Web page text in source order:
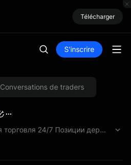
Télécharger
S'inscrire
Conversations de traders
Автоматическая торговля 24/7 Позиции держу от минут до 10 дней, подстраиваюсь под рыночные условия. Работаю с 200+ активами, используя умеренное плечо 5-10× и строгие стопы для защиты капитала. Торговля работает в основном на автопилоте: анализ, выбор активов, управление позициями. Ручное участие редкое — только мониторинг и настройки параметров. Вся история торговли открыта. Видны периоды прибыли и периоды просадок — полная прозрачность. Фьючерсы USDT, гибкие параметры для разных уровней капитала. --- Trading 24/7, mostly automated. Positions from minutes to 10 days. 200+ assets, 5-10x leverage with strict stops. Full transparency on all results.